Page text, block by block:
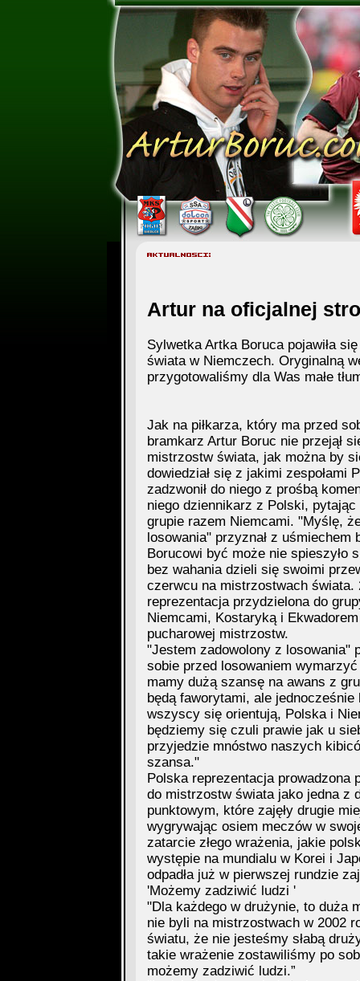
Artur na oficjalnej
Sylwetka Artka Boruca pojawiła
świata w Niemczech. Oryginalną
przygotowaliśmy dla Was małe
Jak na piłkarza, który ma przed
bramkarz Artur Boruc nie przejął
mistrzostw świata, jak można by
dowiedział się z jakimi zespołami
zadzwonił do niego z prośbą
niego dziennikarz z Polski,
grupie razem Niemcami. "Myślę,
losowania" przyznał z uśmiechem
Borucowi być może nie spieszyło
bez wahania dzieli się swoimi
czerwcu na mistrzostwach
reprezentacja przydzielona do
Niemcami, Kostaryką i
pucharowej mistrzostw.
"Jestem zadowolony z losowania"
sobie przed losowaniem
mamy dużą szansę na awans z
będą faworytami, ale
wszyscy się orientują, Polska i
będziemy się czuli prawie jak u
przyjedzie mnóstwo naszych
szansa."
Polska reprezentacja prowadzona
do mistrzostw świata jako jedna z
punktowym, które zajęły drugie
wygrywając osiem meczów w
zatarcie złego wrażenia, jakie
występie na mundialu w Korei i
odpadła już w pierwszej rundzie
'Możemy zadziwić ludzi '
"Dla każdego w drużynie, to duża
nie byli na mistrzostwach w 2002
światu, że nie jesteśmy słabą
takie wrażenie zostawiliśmy po
możemy zadziwić ludzi.”